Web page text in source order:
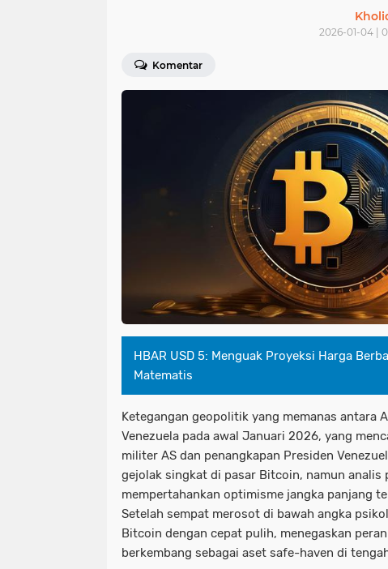
2026-01-04 |
Komentar
HBAR USD 5: Menguak Proyeksi Harga
Matematis
Ketegangan geopolitik yang memanas antara
Venezuela pada awal Januari 2026, yang
militer AS dan penangkapan Presiden
gejolak singkat di pasar Bitcoin, namun analis
mempertahankan optimisme jangka panjang
Setelah sempat merosot di bawah angka
Bitcoin dengan cepat pulih, menegaskan
berkembang sebagai aset safe-haven di